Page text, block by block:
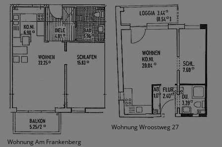
Wohnung Am Frankenberg
Wohnung Wroostweg 27